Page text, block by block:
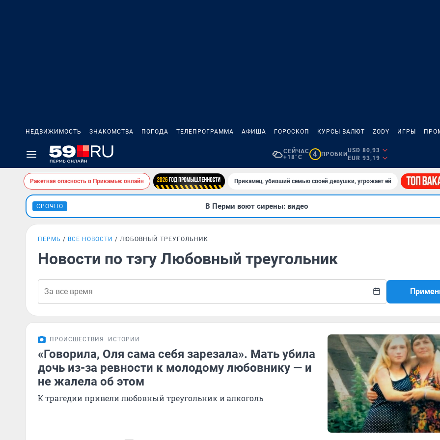
НЕДВИЖИМОСТЬ ЗНАКОМСТВА ПОГОДА ТЕЛЕПРОГРАММА АФИША ГОРОСКОП КУРСЫ ВАЛЮТ ZODY ИГРЫ
СЕЙЧАС
+18°C
4 ПРОБКИ
USD 80,93
EUR 93,19
Ракетная опасность в Прикамье: онлайн Прикамец, убивший семью своей девушки, угрожает ей
СРОЧНО В Перми воют сирены: видео
ПЕРМЬ ВСЕ НОВОСТИ ЛЮБОВНЫЙ ТРЕУГОЛЬНИК
Новости по тэгу Любовный треугольник
ПРОИСШЕСТВИЯ ИСТОРИИ
«Говорила, Оля сама себя зарезала». Мать убила
дочь из-за ревности к молодому любовнику — и
не жалела об этом
К трагедии привели любовный треугольник и алкоголь